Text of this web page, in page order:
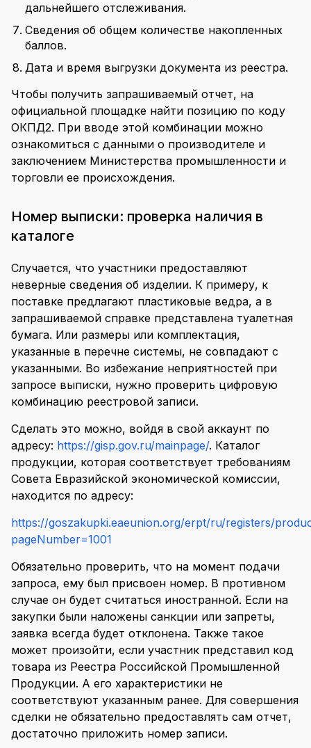
дальнейшего отслеживания.
Сведения об общем количестве накопленных
баллов.
Дата и время выгрузки документа из реестра.
Чтобы получить запрашиваемый отчет, на
официальной площадке найти позицию по коду
ОКПД2. При вводе этой комбинации можно
ознакомиться с данными о производителе и
заключением Министерства промышленности и
торговли ее происхождения.
Номер выписки: проверка наличия в
каталоге
Случается, что участники предоставляют
неверные сведения об изделии. К примеру, к
поставке предлагают пластиковые ведра, а в
запрашиваемой справке представлена туалетная
бумага. Или размеры или комплектация,
указанные в перечне системы, не совпадают с
указанными. Во избежание неприятностей при
запросе выписки, нужно проверить цифровую
комбинацию реестровой записи.
Сделать это можно, войдя в свой аккаунт по
адресу: https://gisp.gov.ru/mainpage/. Каталог
продукции, которая соответствует требованиям
Совета Евразийской экономической комиссии,
находится по адресу:
https://goszakupki.eaeunion.org/erpt/ru/registers/
pageNumber=1001
Обязательно проверить, что на момент подачи
запроса, ему был присвоен номер. В противном
случае он будет считаться иностранной. Если на
закупки были наложены санкции или запреты,
заявка всегда будет отклонена. Также такое
может произойти, если участник представил код
товара из Реестра Российской Промышленной
Продукции. А его характеристики не
соответствуют указанным ранее. Для совершения
сделки не обязательно предоставлять сам отчет,
достаточно приложить номер записи.